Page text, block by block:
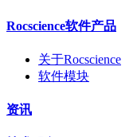
Rocscience软件产品
关于Rocscience
软件模块
资讯